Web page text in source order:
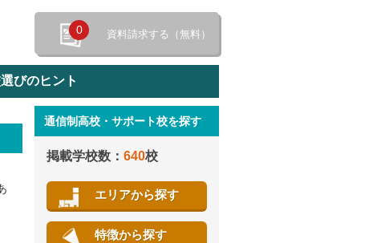
0 資料請求する（無料）
びのヒント
通信制高校・サポート校を探す
掲載学校数： 640校
エリアから探す
特徴から探す